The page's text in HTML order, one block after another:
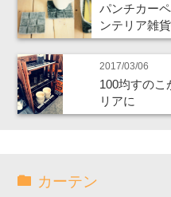
パンチカー
ンテリア雑
2017/03/06
100均すのこ
リアに
カーテン